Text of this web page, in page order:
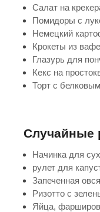
Салат на
Помидоры с
Немецкий
Крокеты из
Глазурь для
Кекс на
Торт с
Случайные
Начинка для
рулет для
Запеченная
Ризотто с
Яйца,